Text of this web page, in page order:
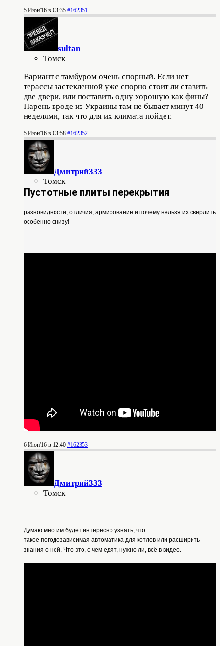
5 Июн'16 в 03:35 #162351
sultan
Томск
Вариант с тамбуром очень спорный. Если нет
терассы застекленной уже спорно стоит ли ставить
две двери, или поставить одну хорошую как фины?
Парень вроде из Украины там не бывает минут 40
неделями, так что для их климата пойдет.
5 Июн'16 в 03:58 #162352
Дмитрий333
Томск
Пустотные плиты перекрытия
разновидности, отличия, армирование и почему нельзя их сверлить
особенно снизу!
6 Июн'16 в 12:40 #162353
Дмитрий333
Томск
Думаю многим будет интересно узнать, что
такое погодозависимая автоматика для котлов или расширить
знания о ней. Что это, с чем едят, нужно ли, всё в видео.